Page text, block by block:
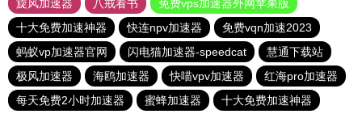
旋风加速器
八戒看书
免费vps加速器外网苹果版
十大免费加速神器
快连npv加速器
免费vqn加速2023
蚂蚁vp加速器官网
闪电猫加速器-speedcat
慧通下载站
极风加速器
海鸥加速器 快喵vpv加速器
红海pro加速器
每天免费2小时加速器
蜜蜂加速器 十大免费加速神器